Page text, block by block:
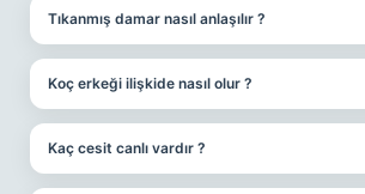
Tıkanmış damar nasıl anlaşılır ?
Koç erkeği ilişkide nasıl olur ?
Kaç cesit canlı vardır ?